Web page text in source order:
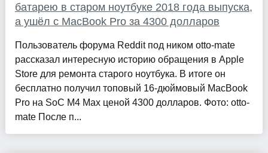
батарею в старом ноутбуке 2018 года выпуска,
а ушёл с MacBook Pro за 4300 долларов
Пользователь форума Reddit под ником otto-mate
рассказал интересную историю обращения в Apple
Store для ремонта старого ноутбука. В итоге он
бесплатно получил топовый 16-дюймовый MacBook
Pro на SoC M4 Max ценой 4300 долларов. Фото: otto-
mate После п...